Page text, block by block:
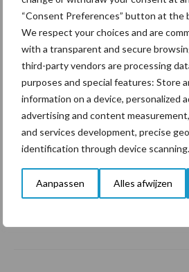
“Consent Preferences” button at the
We respect your choices and are
with a transparent and secure
third-party vendors are processing
purposes and special features: Store
information on a device, personalized
advertising and content
and services development, precise
identification through device scanning.
Aanpassen Alles afwijzen
marktaandeel
krimpende
Tien
een langere
“Vraag naar